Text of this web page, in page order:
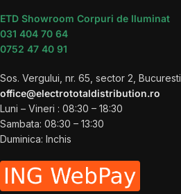
ETD Showroom Corpuri de Iluminat
031 404 70 64
0752 47 40 91
Sos. Vergului, nr. 65, sector 2, Bucuresti
office@electrototaldistribution.ro
Luni – Vineri : 08:30 – 18:30
Sambata: 08:30 – 13:30
Duminica: Inchis